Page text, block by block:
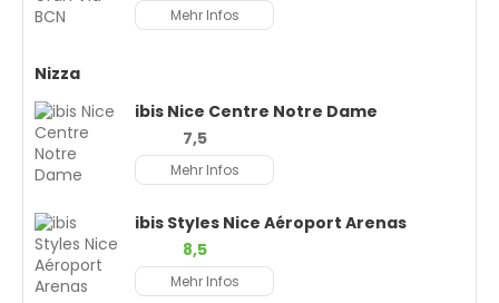
Mehr Infos
Nizza
ibis Nice Centre Notre Dame
7,5
Mehr Infos
ibis Styles Nice Aéroport Arenas
8,5
Mehr Infos